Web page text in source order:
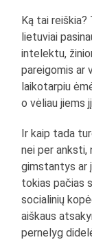
Ką tai
lietuviai
intelektu,
pareigomis ar
laikotarpiu
o vėliau jiems
Ir kaip tada
nei per anksti,
gimstantys ar
tokias pačias
socialinių
aiškaus
pernelyg